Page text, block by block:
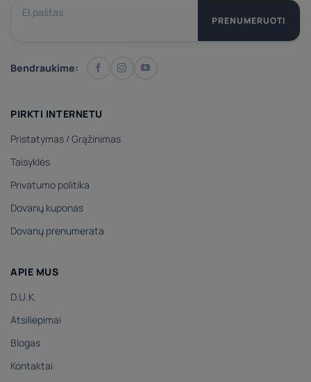
El.paštas
PRENUMERUOTI
Bendraukime:
PIRKTI INTERNETU
Pristatymas /Grąžinimas
Taisyklės
Privatumo politika
Dovanų kuponas
Dovanų prenumerata
APIE MUS
D.U.K.
Atsiliepimai
Blogas
Kontaktai